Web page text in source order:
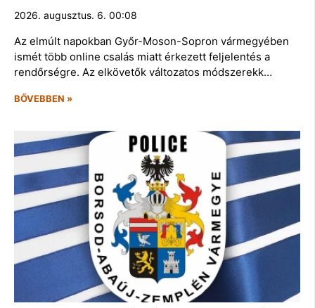
2026. augusztus. 6. 00:08
Az elmúlt napokban Győr-Moson-Sopron vármegyében
ismét több online csalás miatt érkezett feljelentés a
rendőrségre. Az elkövetők változatos módszerekk…
BŐVEBBEN »